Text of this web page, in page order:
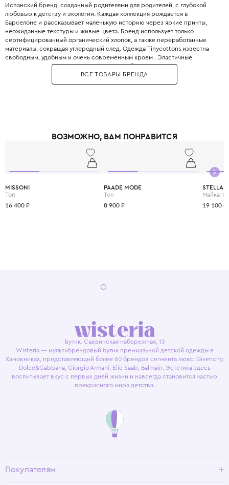
Испанский бренд, созданный родителями для родителей, с глубокой
любовью к детству и экологии. Каждая коллекция рождается в
Барселоне и рассказывает маленькую историю через яркие принты,
неожиданные текстуры и живые цвета. Бренд использует только
сертифицированный органический хлопок, а также переработанные
материалы, сокращая углеродный след. Одежда Tinycottons известна
свободным, удобным и очень современным кроем . Эластичные
манжеты, мягкие резинки и плоские швы обеспечивают максимальную
свободу движений для игр и сна. Принты являются визитной карточкой
бренда: забавные животные, абстрактные узоры, коллаборации с
ВСЕ ТОВАРЫ БРЕНДА
ВОЗМОЖНО, ВАМ ПОНРАВИТСЯ
MISSONI
Топ
16 400 ₽
PAADE MODE
Топ
8 900 ₽
STELLA
Майка-
19 100 ₽
Бутик. Саввинская набережная, 13
Wisteria — мультибрендовый бутик премиальной детской одежды в
Хамовниках, представляющий более 60 брендов сегмента люкс: Givenchy,
Dolce&Gabbana, Giorgio Armani, Elie Saab, Balmain. Эстетика здесь
воспитывает вкус с первых дней жизни и навсегда становится частью
прекрасного мира детства.
Покупателям